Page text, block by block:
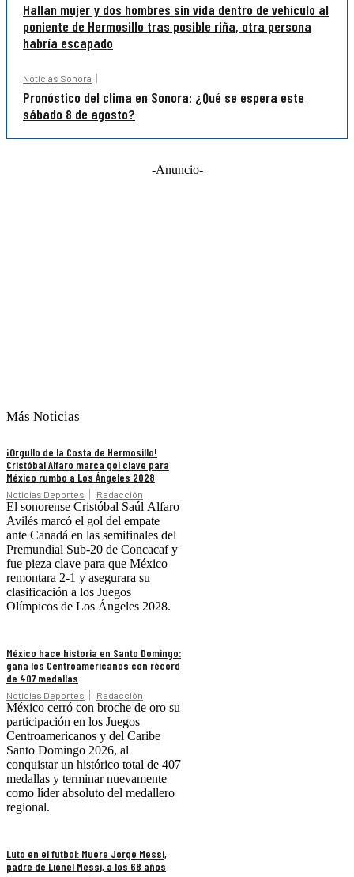
Hallan mujer y dos hombres sin vida dentro de vehículo al
poniente de Hermosillo tras posible riña, otra persona
habría escapado
Noticias Sonora
Pronóstico del clima en Sonora: ¿Qué se espera este
sábado 8 de agosto?
-Anuncio-
Más Noticias
¡Orgullo de la Costa de Hermosillo!
Cristóbal Alfaro marca gol clave para
México rumbo a Los Ángeles 2028
Noticias Deportes Redacción
El sonorense Cristóbal Saúl Alfaro
Avilés marcó el gol del empate
ante Canadá en las semifinales del
Premundial Sub-20 de Concacaf y
fue pieza clave para que México
remontara 2-1 y asegurara su
clasificación a los Juegos
Olímpicos de Los Ángeles 2028.
México hace historia en Santo Domingo:
gana los Centroamericanos con récord
de 407 medallas
Noticias Deportes Redacción
México cerró con broche de oro su
participación en los Juegos
Centroamericanos y del Caribe
Santo Domingo 2026, al
conquistar un histórico total de 407
medallas y terminar nuevamente
como líder absoluto del medallero
regional.
Luto en el futbol: Muere Jorge Messi,
padre de Lionel Messi, a los 68 años